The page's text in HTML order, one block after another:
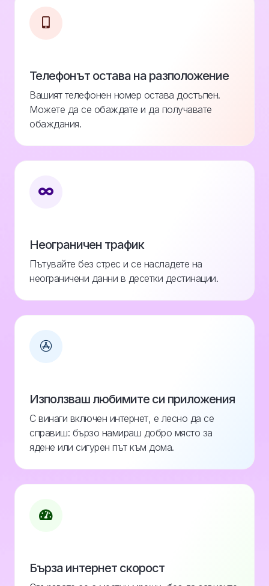
Телефонът остава на разположение
Вашият телефонен номер остава достъпен.
Можете да се обаждате и да получавате
обаждания.
Неограничен трафик
Пътувайте без стрес и се насладете на
неограничени данни в десетки дестинации.
Използваш любимите си приложения
С винаги включен интернет, е лесно да се
справиш: бързо намираш добро място за
ядене или сигурен път към дома.
Бърза интернет скорост